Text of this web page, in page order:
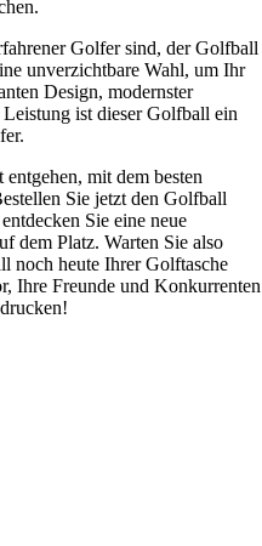
Golfer sind, der Golfball
unverzichtbare Wahl, um Ihr
Design, modernster
ist dieser Golfball ein
mit dem besten
Sie jetzt den Golfball
Sie eine neue
dem Platz. Warten Sie also
noch heute Ihrer Golftasche
Ihre Freunde und Konkurrenten